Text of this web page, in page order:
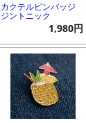
カクテルピンバッジ
ジントニック
1,980円